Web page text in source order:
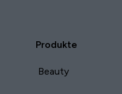
Produkte
Beauty